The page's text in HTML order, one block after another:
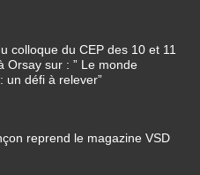
colloque du CEP des 10 et 11
Orsay sur : ” Le monde
un défi à relever”
reprend le magazine VSD